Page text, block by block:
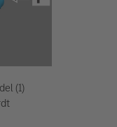
(1)